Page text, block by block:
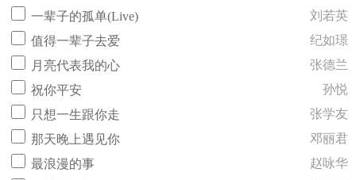
一辈子的孤单(Live)
刘若英
值得一辈子去爱
纪如璟
月亮代表我的心
张德兰
祝你平安
孙悦
只想一生跟你走
张学友
那天晚上遇见你
邓丽君
最浪漫的事
赵咏华